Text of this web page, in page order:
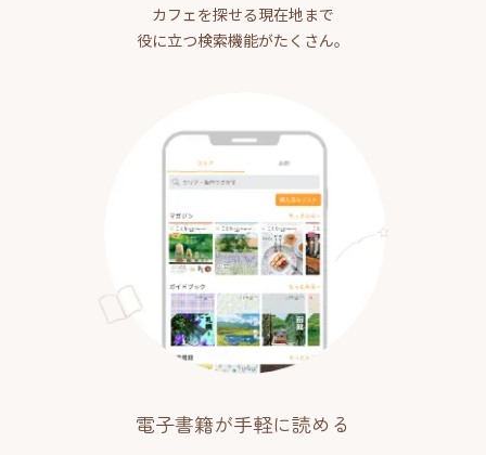
カフェを探せる現在地まで
役に立つ検索機能がたくさん。
電子書籍が手軽に読める